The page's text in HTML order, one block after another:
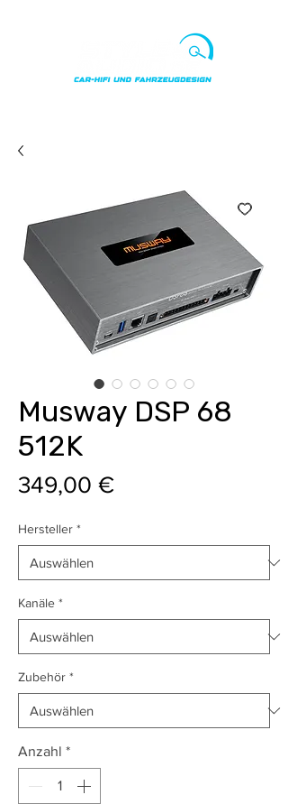
Musway DSP 68
512K
349,00 €Preis
Hersteller *
Kanäle *
Zubehör *
Anzahl *